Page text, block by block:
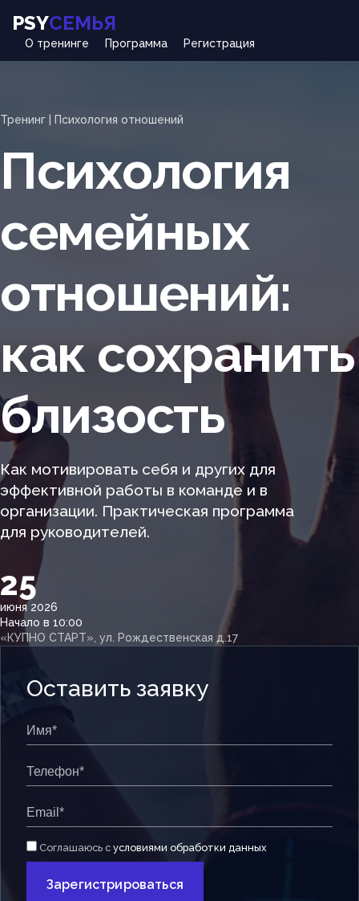
PSYСЕМЬЯ
О тренинге Программа Регистрация
Тренинг | Психология отношений
Психология
семейных
отношений:
как сохранить
близость
Как мотивировать себя и других для
эффективной работы в команде и в
организации. Практическая программа
для руководителей.
25
июня 2026
Начало в 10:00
«КУПНО СТАРТ», ул. Рождественская д.17
Оставить заявку
Соглашаюсь с условиями обработки данных
Зарегистрироваться